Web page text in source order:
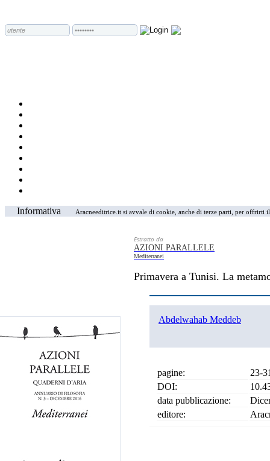
Informativa Aracneeditrice.it si avvale di cookie, anche di terze parti, per
Estratto da
AZIONI PARALLELE
Mediterranei
Primavera a Tunisi. La
Abdelwahab Meddeb
pagine:
23-
DOI:
data pubblicazione:
editore: